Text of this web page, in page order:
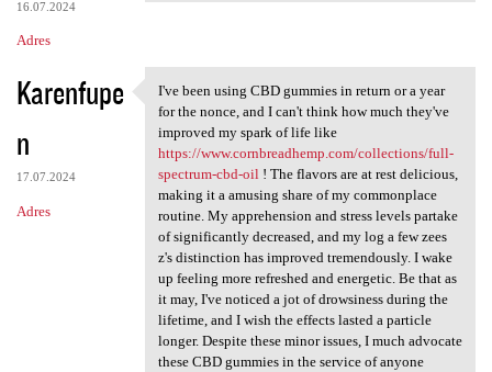
16.07.2024
Adres
Karenfupe
n
17.07.2024
Adres
I've been using CBD gummies
I've been using CBD gummies in return or a year
for the nonce, and I can't think how much they've
improved my spark of life like
https://www.cornbreadhemp.com/collections/full-
spectrum-cbd-oil! The flavors are at rest delicious,
making it a amusing share of my commonplace
routine. My apprehension and stress levels partake
of significantly decreased, and my log a few zees
z's distinction has improved tremendously. I wake
up feeling more refreshed and energetic. Be that as
it may, I've noticed a jot of drowsiness during the
lifetime, and I wish the effects lasted a particle
longer. Despite these minor issues, I much advocate
these CBD gummies in the service of anyone